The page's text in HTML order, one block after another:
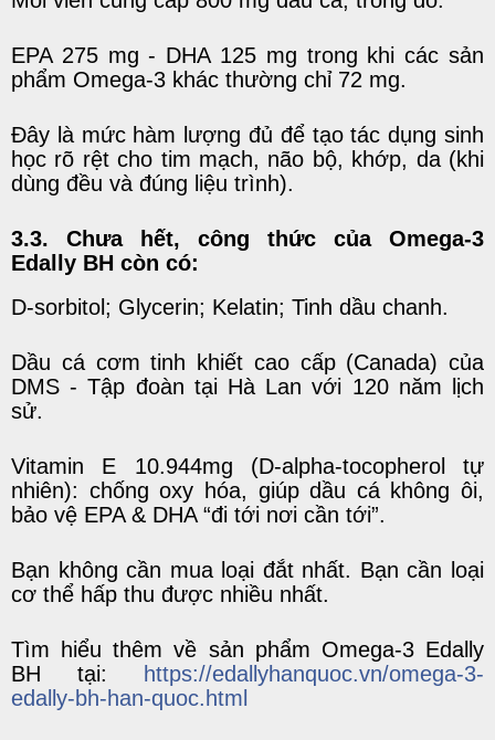
EPA 275 mg - DHA 125 mg trong khi các sản
phẩm Omega-3 khác thường chỉ 72 mg.
Đây là mức hàm lượng đủ để tạo tác dụng sinh
học rõ rệt cho tim mạch, não bộ, khớp, da (khi
dùng đều và đúng liệu trình).
3.3. Chưa hết, công thức của Omega-3
Edally BH còn có:
D-sorbitol; Glycerin; Kelatin; Tinh dầu chanh.
Dầu cá cơm tinh khiết cao cấp (Canada) của
DMS - Tập đoàn tại Hà Lan với 120 năm lịch
sử.
Vitamin E 10.944mg (D-alpha-tocopherol tự
nhiên): chống oxy hóa, giúp dầu cá không ôi,
bảo vệ EPA & DHA “đi tới nơi cần tới”.
Bạn không cần mua loại đắt nhất. Bạn cần loại
cơ thể hấp thu được nhiều nhất.
Tìm hiểu thêm về sản phẩm Omega-3 Edally
BH tại:
https://edallyhanquoc.vn/omega-3-
edally-bh-han-quoc.html